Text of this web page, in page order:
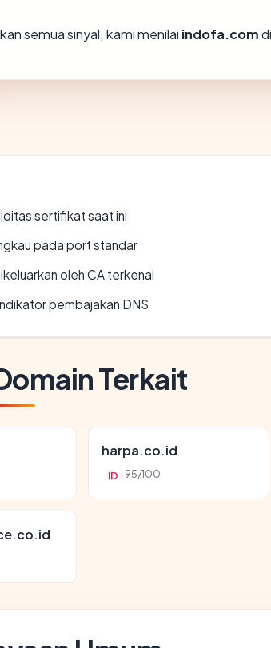
semua sinyal, kami menilai indofa.comdi
sertifikat saat ini
pada port standar
oleh CA terkenal
pembajakan DNS
Terkait
harpa.co.id
ID 95/100